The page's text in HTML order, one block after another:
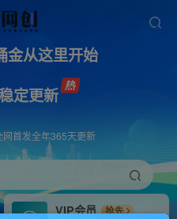
金从这里开始
定更新
网首发全年365天更新
VIP会员
抢先